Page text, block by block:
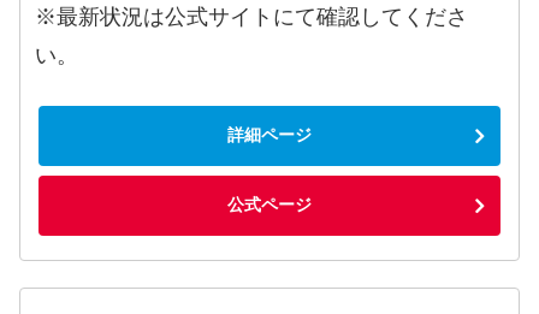
※最新状況は公式サイトにて確認してくださ
い。
詳細ページ
公式ページ